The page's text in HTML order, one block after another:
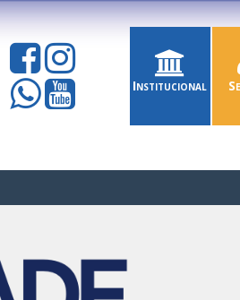
Institucional